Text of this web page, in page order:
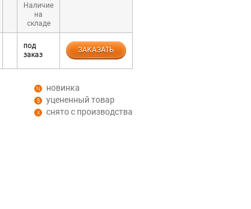
Наличие
на
складе
под
заказ
ЗАКАЗАТЬ
новинка
уцененный товар
снято с производства